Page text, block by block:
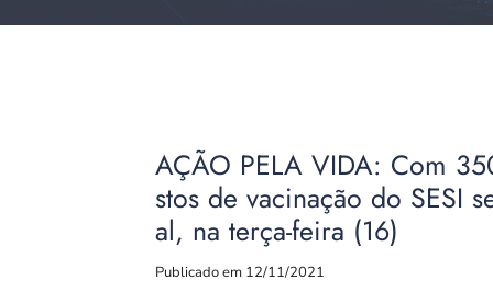
AÇÃO PELA VIDA: Com
stos de vacinação do SESI
al, na terça-feira (16)
Publicado em 12/11/2021